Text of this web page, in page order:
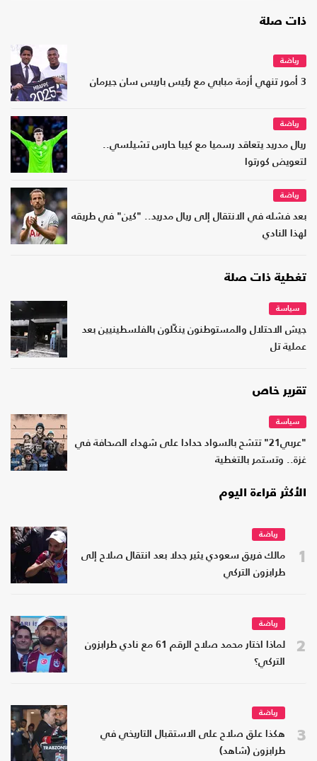
ذات صلة
رياضة
3 أمور تنهي أزمة مبابي مع رئيس باريس سان جيرمان
رياضة
ريال مدريد يتعاقد رسميا مع كيبا حارس تشيلسي..
لتعويض كورتوا
رياضة
بعد فشله في الانتقال إلى ريال مدريد.. "كين" في طريقه
لهذا النادي
تغطية ذات صلة
سياسة
جيش الاحتلال والمستوطنون ينكّلون بالفلسطينيين بعد
عملية تل
تقرير خاص
سياسة
"عربي21" تتشح بالسواد حدادا على شهداء الصحافة في
غزة.. وتستمر بالتغطية
الأكثر قراءة اليوم
1
رياضة
مالك فريق سعودي يثير جدلا بعد انتقال صلاح إلى
طرابزون التركي
2
رياضة
لماذا اختار محمد صلاح الرقم 61 مع نادي طرابزون
التركي؟
3
رياضة
هكذا علق صلاح على الاستقبال التاريخي في
طرابزون (شاهد)